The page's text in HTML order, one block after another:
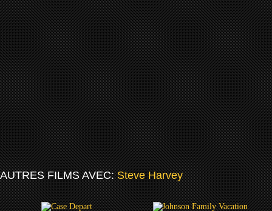
AUTRES FILMS AVEC:Steve Harvey